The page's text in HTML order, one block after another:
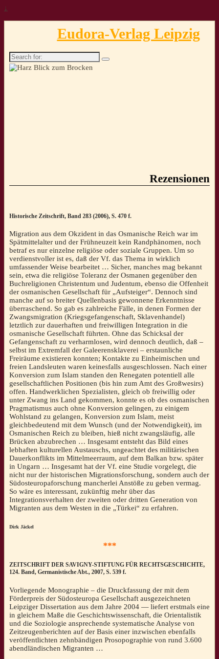
↓
Eudora-Verlag Leipzig
Search
for:
Rezensionen
Historische Zeitschrift, Band 283 (2006), S. 470 f.
Migration aus dem Okzident in das Osmanische Reich war im
Spätmittelalter und der Frühneuzeit kein Randphänomen, noch
betraf es nur einzelne religiöse oder soziale Gruppen. Um so
verdienstvoller ist es, daß der Vf. das Thema in wirklich
umfassender Weise bearbeitet … Sicher, manches mag bekannt
sein, etwa die religiöse Toleranz der Osmanen gegenüber den
Buchreligionen Christentum und Judentum, ebenso die Offenheit
der osmanischen Gesellschaft für „Aufsteiger“. Dennoch sind
manche auf so breiter Quellenbasis gewonnene Erkenntnisse
überraschend. So gab es zahlreiche Fälle, in denen Formen der
Zwangsmigration (Kriegsgefangenschaft, Sklavenhandel)
letztlich zur dauerhaften und freiwilligen Integration in die
osmanische Gesellschaft führten. Ohne das Schicksal der
Gefangenschaft zu verharmlosen, wird dennoch deutlich, daß –
selbst im Extremfall der Galeerensklaverei – erstaunliche
Freiräume existieren konnten; Kontakte zu Einheimischen und
freien Landsleuten waren keinesfalls ausgeschlossen. Nach einer
Konversion zum Islam standen den Renegaten potentiell alle
gesellschaftlichen Positionen (bis hin zum Amt des Großwesirs)
offen. Handwerklichen Spezialisten, gleich ob freiwillig oder
unter Zwang ins Land gekommen, konnte es ob des osmanischen
Pragmatismus auch ohne Konversion gelingen, zu einigem
Wohlstand zu gelangen, Konversion zum Islam, meist
gleichbedeutend mit dem Wunsch (und der Notwendigkeit), im
Osmanischen Reich zu bleiben, hieß nicht zwangsläufig, alle
Brücken abzubrechen … Insgesamt entsteht das Bild eines
lebhaften kulturellen Austauschs, ungeachtet des militärischen
Dauerkonflikts im Mittelmeerraum, auf dem Balkan bzw. später
in Ungarn … Insgesamt hat der Vf. eine Studie vorgelegt, die
nicht nur der historischen Migrationsforschung, sondern auch der
Südosteuropaforschung mancherlei Anstöße zu geben vermag.
So wäre es interessant, zukünftig mehr über das
Integrationsverhalten der zweiten oder dritten Generation von
Migranten aus dem Westen in die „Türkei“ zu erfahren.
Dirk Jäckel
***
ZEITSCHRIFT DER SAVIGNY-STIFTUNG FÜR RECHTSGESCHICHTE,
124. Band, Germanistische Abt., 2007, S. 539 f.
Vorliegende Monographie – die Druckfassung der mit dem
Förderpreis der Südosteuropa Gesellschaft ausgezeichneten
Leipziger Dissertation aus dem Jahre 2004 — liefert erstmals eine
in gleichem Maße die Geschichtswissenschaft, die Orientalistik
und die Soziologie ansprechende systematische Analyse von
Zeitzeugenberichten auf der Basis einer inzwischen ebenfalls
veröffentlichten zehnbändigen Prosopographie von rund 3.600
abendländischen Migranten …